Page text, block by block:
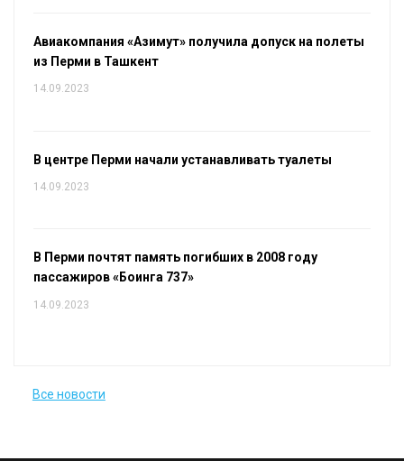
Авиакомпания «Азимут» получила допуск на полеты
из Перми в Ташкент
14.09.2023
В центре Перми начали устанавливать туалеты
14.09.2023
В Перми почтят память погибших в 2008 году
пассажиров «Боинга 737»
14.09.2023
Все новости